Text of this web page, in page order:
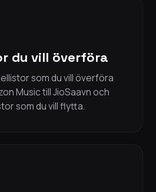
du vill överföra
som du vill överföra
Music till JioSaavn och
som du vill flytta.